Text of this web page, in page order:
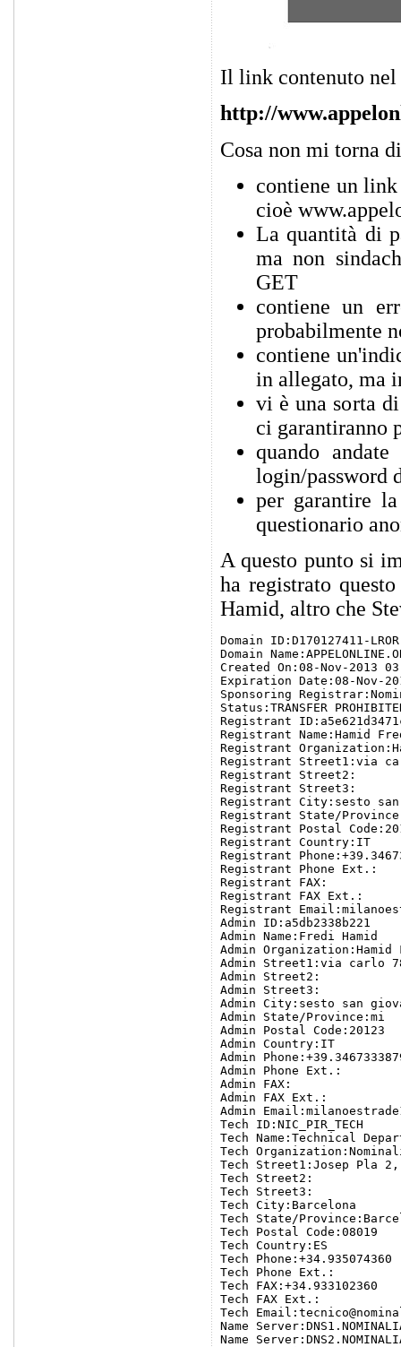
Il link contenuto nel
http://
Cosa non mi torna
contiene un
cioè
La quantità di
ma non
GET
contiene un
probabilmente
contiene
in allegato, ma
vi è una sorta
ci garantiranno
quando
login/password
per garantire
questionario
A questo punto si
ha registrato
Hamid, altro che
Domain ID:D170127411-LROR
Domain
Created On:08-Nov-2013
Expiration Date:08-Nov-
Sponsoring
Status:TRANSFER
Registrant
Registrant Name:Hamid
Registrant
Registrant Street1:via
Registrant Street2:
Registrant Street3:
Registrant City:sesto
Registrant State/
Registrant Postal
Registrant Country:IT
Registrant
Registrant Phone Ext.:
Registrant FAX:
Registrant FAX Ext.:
Registrant
Admin ID:a5db2338b221
Admin Name:Fredi Hamid
Admin Organization:Hamid
Admin Street1:via carlo
Admin Street2:
Admin Street3:
Admin City:sesto san
Admin State/Province:mi
Admin Postal Code:20123
Admin Country:IT
Admin
Admin Phone Ext.:
Admin FAX:
Admin FAX Ext.:
Admin
Tech ID:NIC_PIR_TECH
Tech Name:Technical
Tech
Tech Street1:Josep Pla
Tech Street2:
Tech Street3:
Tech City:Barcelona
Tech State/
Tech Postal Code:08019
Tech Country:ES
Tech Phone:+34.935074360
Tech Phone Ext.:
Tech FAX:+34.933102360
Tech FAX Ext.:
Tech
Name
Name